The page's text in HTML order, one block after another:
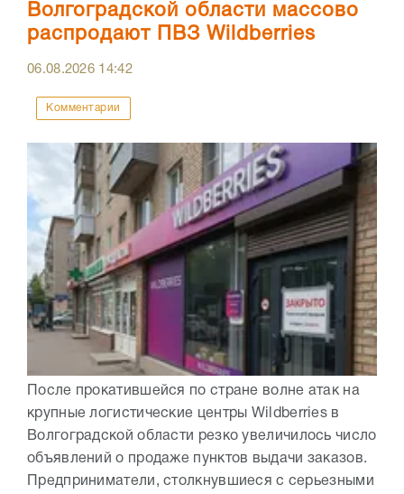
Волгоградской области массово
распродают ПВЗ Wildberries
06.08.2026 14:42
Комментарии
После прокатившейся по стране волне атак на
крупные логистические центры Wildberries в
Волгоградской области резко увеличилось число
объявлений о продаже пунктов выдачи заказов.
Предприниматели, столкнувшиеся с серьезными